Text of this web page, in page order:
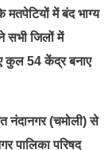
में बंद भाग्य
सभी जिलों में
कुल 54 केंद्र बनाए
नंदानगर (चमोली) से
पालिका परिषद